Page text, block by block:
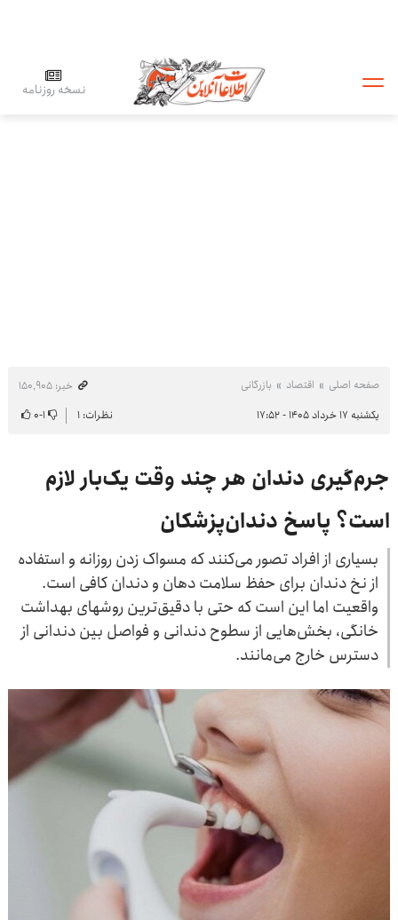
نسخه روزنامه
صفحه اصلی اقتصاد بازرگانی
خبر: ۱۵۰٬۹۰۵
یکشنبه ۱۷ خرداد ۱۴۰۵ - ۱۷:۵۲
نظرات: ۱ ۱-۰
جرم‌گیری دندان هر چند وقت یک‌بار لازم
است؟ پاسخ دندان‌پزشکان
بسیاری از افراد تصور می‌کنند که مسواک زدن روزانه و استفاده
از نخ دندان برای حفظ سلامت دهان و دندان کافی است.
واقعیت اما این است که حتی با دقیق‌ترین روشهای بهداشت
خانگی، بخش‌هایی از سطوح دندانی و فواصل بین‌ دندانی از
دسترس خارج می‌مانند.